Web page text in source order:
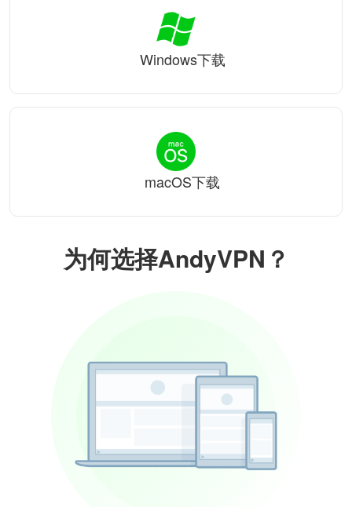
为何选择AndyVPN？
Windows下载
macOS下载